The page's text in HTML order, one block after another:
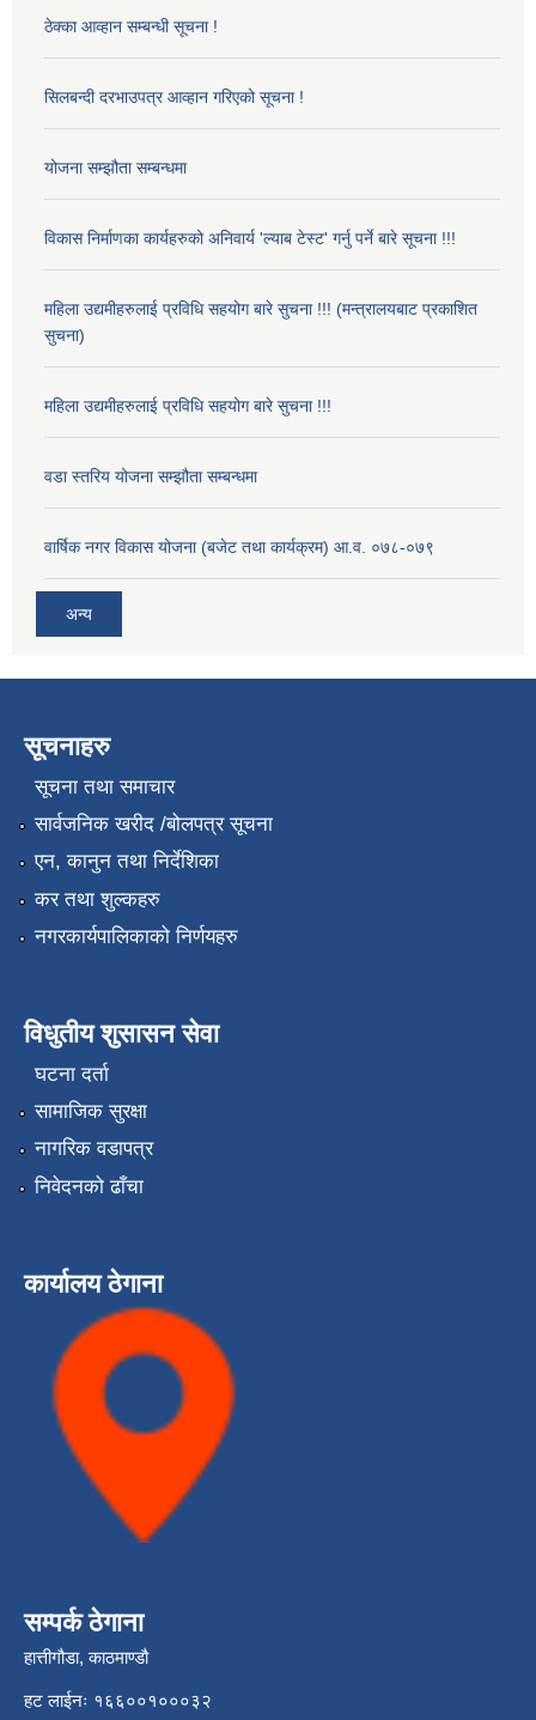
ठेक्का आव्हान सम्बन्धी सूचना !
सिलबन्दी दरभाउपत्र आव्हान गरिएको सूचना !
योजना सम्झौता सम्बन्धमा
विकास निर्माणका कार्यहरुको अनिवार्य 'ल्याब टेस्ट' गर्नु पर्ने बारे सूचना !!!
महिला उद्यमीहरुलाई प्रविधि सहयोग बारे सुचना !!! (मन्त्रालयबाट प्रकाशित
सुचना)
महिला उद्यमीहरुलाई प्रविधि सहयोग बारे सुचना !!!
वडा स्तरिय योजना सम्झौता सम्बन्धमा
वार्षिक नगर विकास योजना (बजेट तथा कार्यक्रम) आ.व. ०७८-०७९
अन्य
सूचनाहरु
सूचना तथा समाचार
सार्वजनिक खरीद /बोलपत्र सूचना
एन, कानुन तथा निर्देशिका
कर तथा शुल्कहरु
नगरकार्यपालिकाको निर्णयहरु
विधुतीय शुसासन सेवा
घटना दर्ता
सामाजिक सुरक्षा
नागरिक वडापत्र
निवेदनको ढाँचा
कार्यालय ठेगाना
सम्पर्क ठेगाना
हात्तीगौडा, काठमाण्डौ
हट लाईनः १६६००१०००३२